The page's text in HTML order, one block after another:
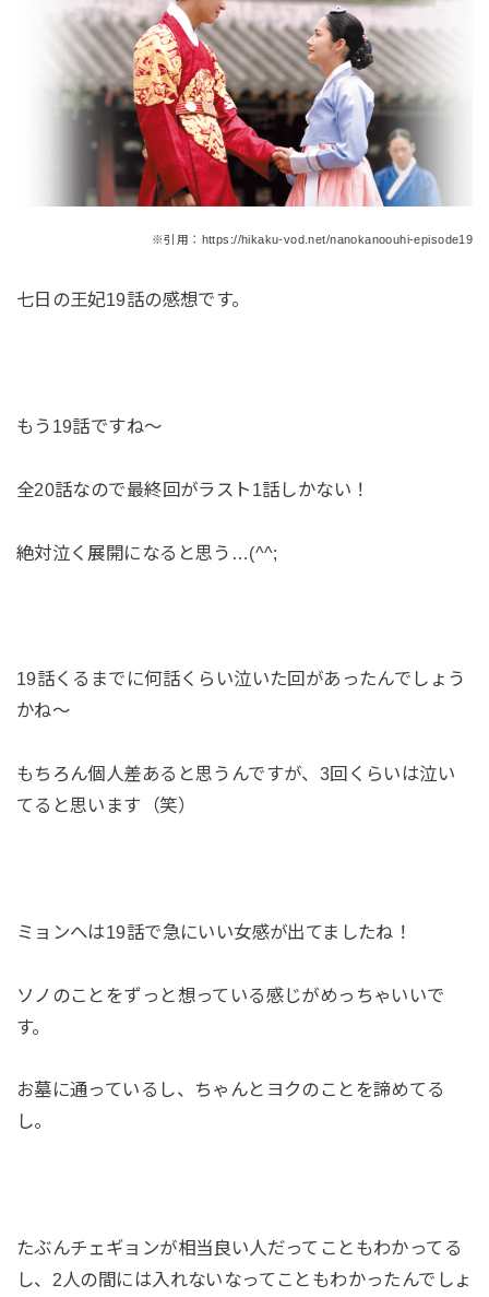
※引用：https://hikaku-vod.net/nanokanoouhi-episode19
七日の王妃19話の感想です。
もう19話ですね～
全20話なので最終回がラスト1話しかない！
絶対泣く展開になると思う…(^^;
19話くるまでに何話くらい泣いた回があったんでしょう
かね～
もちろん個人差あると思うんですが、3回くらいは泣い
てると思います（笑）
ミョンへは19話で急にいい女感が出てましたね！
ソノのことをずっと想っている感じがめっちゃいいで
す。
お墓に通っているし、ちゃんとヨクのことを諦めてる
し。
たぶんチェギョンが相当良い人だってこともわかってる
し、2人の間には入れないなってこともわかったんでしょ